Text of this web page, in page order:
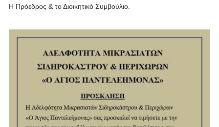
Η Πρόεδρος & το Διοικητικό Συμβούλιο.